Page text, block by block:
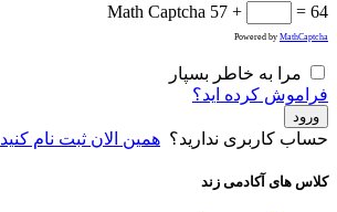
Math Captcha 57 + = 64
Powered by MathCaptcha
مرا به خاطر بسپار
فراموش کرده اید؟
ورود
حساب کاربری ندارید؟ همین الان ثبت نام کنید
کلاس های آکادمی زند